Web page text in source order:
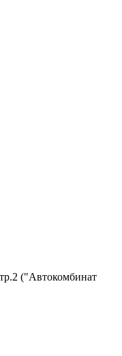
("Автокомбинат